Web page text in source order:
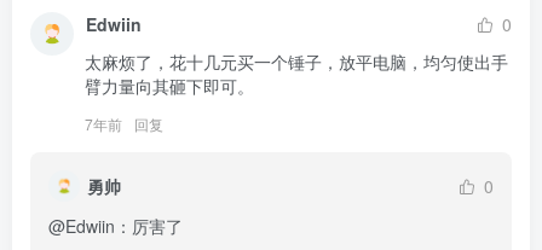
Edwiin
0
太麻烦了，花十几元买一个锤子，放平电脑，均匀使出手
臂力量向其砸下即可。
7年前 回复
勇帅
0
@Edwiin：厉害了